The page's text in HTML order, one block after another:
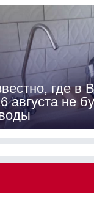
где в
августа не